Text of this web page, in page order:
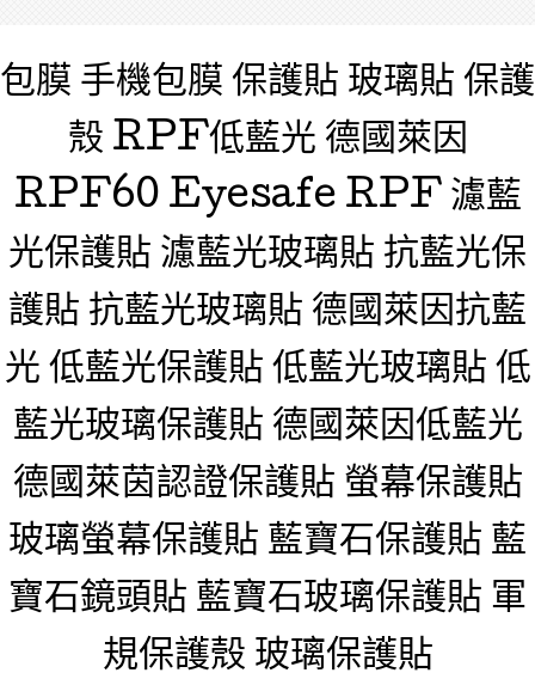
包膜 手機包膜 保護貼 玻璃貼 保護
殼 RPF低藍光 德國萊因
RPF60 Eyesafe RPF 濾藍
光保護貼 濾藍光玻璃貼 抗藍光保
護貼 抗藍光玻璃貼 德國萊因抗藍
光 低藍光保護貼 低藍光玻璃貼 低
藍光玻璃保護貼 德國萊因低藍光
德國萊茵認證保護貼 螢幕保護貼
玻璃螢幕保護貼 藍寶石保護貼 藍
寶石鏡頭貼 藍寶石玻璃保護貼 軍
規保護殼 玻璃保護貼